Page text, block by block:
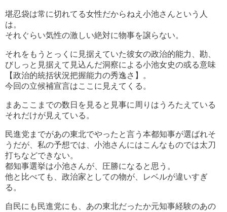
堪忍袋は常に切れてる女性だからねえ小池さんという人
は。
それぐらい気性の激しい絶対に物事を譲らない。
それをもうとっくに見据えていた彼女の政治的能力、勘、
びしっと見据えて見込んだ洞察による小池女史の或る意味
【政治的統括状況把握能力の秀逸さ】。
今回の立候補宣言はここに見えてくる。
まあここまでの数日を見ると見事に周りはうろたえている
それだけが見えている。
民進党までがあの東北でやったと言う本都知事が選ばれそ
うだが、私の予想では、小池さんにはこんなものでは太刀
打ちなどできない。
都知事選挙は小池さんが、圧勝になると思う。
他と比べても、政治家としての物が、レベルが違いすぎ
る。
自民にも民進党にも、あの東北だったか元知事経験のあの